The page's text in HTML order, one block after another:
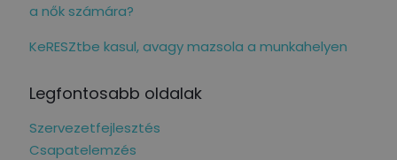
a nők számára?
KeRESZtbe kasul, avagy mazsola a munkahelyen
Legfontosabb oldalak
Szervezetfejlesztés
Csapatelemzés